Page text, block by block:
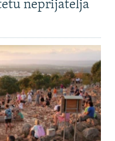
neprijatelja